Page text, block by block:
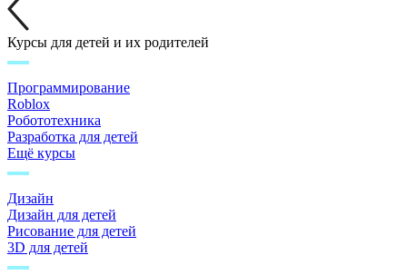
Курсы для детей и их родителей
Программирование
Roblox
Робототехника
Разработка для детей
Ещё курсы
Дизайн
Дизайн для детей
Рисование для детей
3D для детей